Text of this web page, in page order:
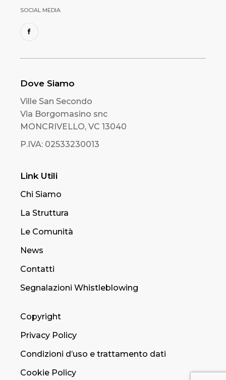
SOCIAL MEDIA
Dove Siamo
Ville San Secondo
Via Borgomasino snc
MONCRIVELLO, VC 13040
P.IVA: 02533230013
Link Utili
Chi Siamo
La Struttura
Le Comunità
News
Contatti
Segnalazioni Whistleblowing
Copyright
Privacy Policy
Condizioni d’uso e trattamento dati
Cookie Policy